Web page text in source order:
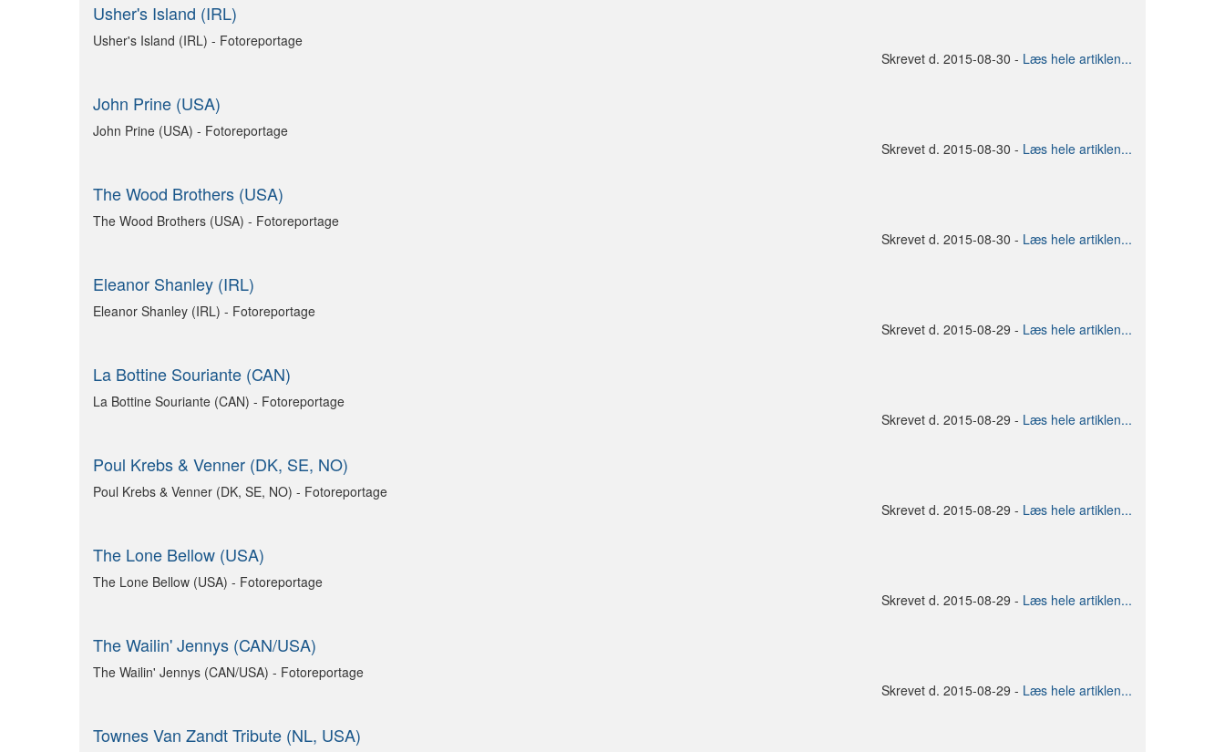
Usher's Island (IRL)
Usher's Island (IRL) - Fotoreportage
Skrevet d. 2015-08-30 - Læs hele artiklen...
John Prine (USA)
John Prine (USA) - Fotoreportage
Skrevet d. 2015-08-30 - Læs hele artiklen...
The Wood Brothers (USA)
The Wood Brothers (USA) - Fotoreportage
Skrevet d. 2015-08-30 - Læs hele artiklen...
Eleanor Shanley (IRL)
Eleanor Shanley (IRL) - Fotoreportage
Skrevet d. 2015-08-29 - Læs hele artiklen...
La Bottine Souriante (CAN)
La Bottine Souriante (CAN) - Fotoreportage
Skrevet d. 2015-08-29 - Læs hele artiklen...
Poul Krebs & Venner (DK, SE, NO)
Poul Krebs & Venner (DK, SE, NO) - Fotoreportage
Skrevet d. 2015-08-29 - Læs hele artiklen...
The Lone Bellow (USA)
The Lone Bellow (USA) - Fotoreportage
Skrevet d. 2015-08-29 - Læs hele artiklen...
The Wailin' Jennys (CAN/USA)
The Wailin' Jennys (CAN/USA) - Fotoreportage
Skrevet d. 2015-08-29 - Læs hele artiklen...
Townes Van Zandt Tribute (NL, USA)